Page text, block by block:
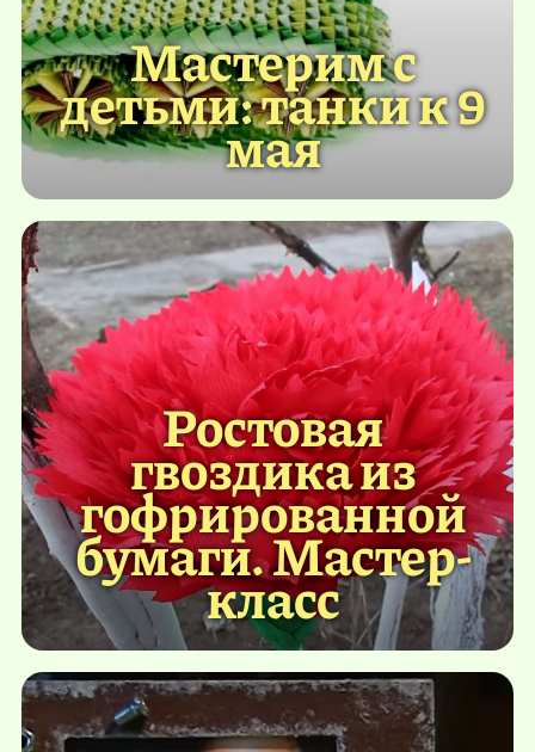
Мастерим с
детьми: танки к 9
мая
Ростовая
гвоздика из
гофрированной
бумаги. Мастер-
класс